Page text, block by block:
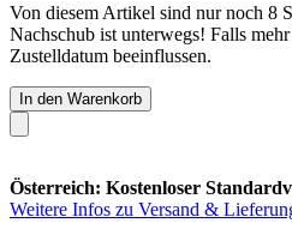
Von diesem Artikel sind nur noch 8
Nachschub ist unterwegs! Falls
Zustelldatum beeinflussen.
In den Warenkorb
Österreich: Kostenloser
Weitere Infos zu Versand &